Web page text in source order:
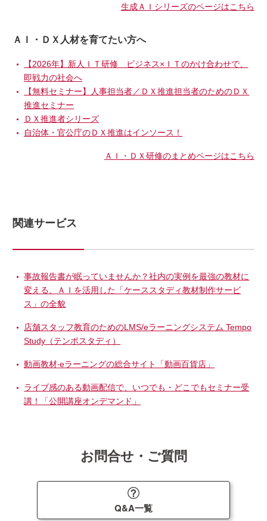
生成ＡＩシリーズのページはこちら
ＡＩ・ＤＸ人材を育てたい方へ
【2026年】新人ＩＴ研修 ビジネス×ＩＴのかけ合わせで、
即戦力の社会へ
【無料セミナー】人事担当者／ＤＸ推進担当者のためのＤＸ
推進セミナー
ＤＸ推進者シリーズ
自治体・官公庁のＤＸ推進はインソース！
ＡＩ・ＤＸ研修のまとめページはこちら
関連サービス
事故報告書が眠っていませんか？社内の実例を最強の教材に
変える、ＡＩを活用した「ケーススタディ教材制作サービ
ス」の全貌
店舗スタッフ教育のためのLMS/eラーニングシステム Tempo
Study（テンポスタディ）
動画教材‧eラーニングの総合サイト「動画百貨店」
ライブ感のある動画配信で、いつでも・どこでもセミナー受
講！「公開講座オンデマンド」
お問合せ・ご質問
Q&A一覧